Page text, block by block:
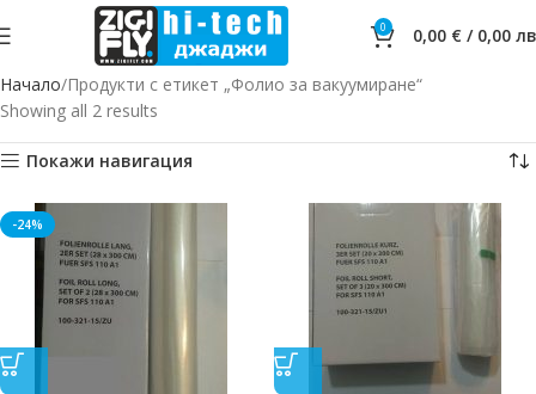
0 0,00 € / 0,00
Начало Продукти с етикет „Фолио за вакуумиране“
Showing all 2 results
Покажи навигация
-24%